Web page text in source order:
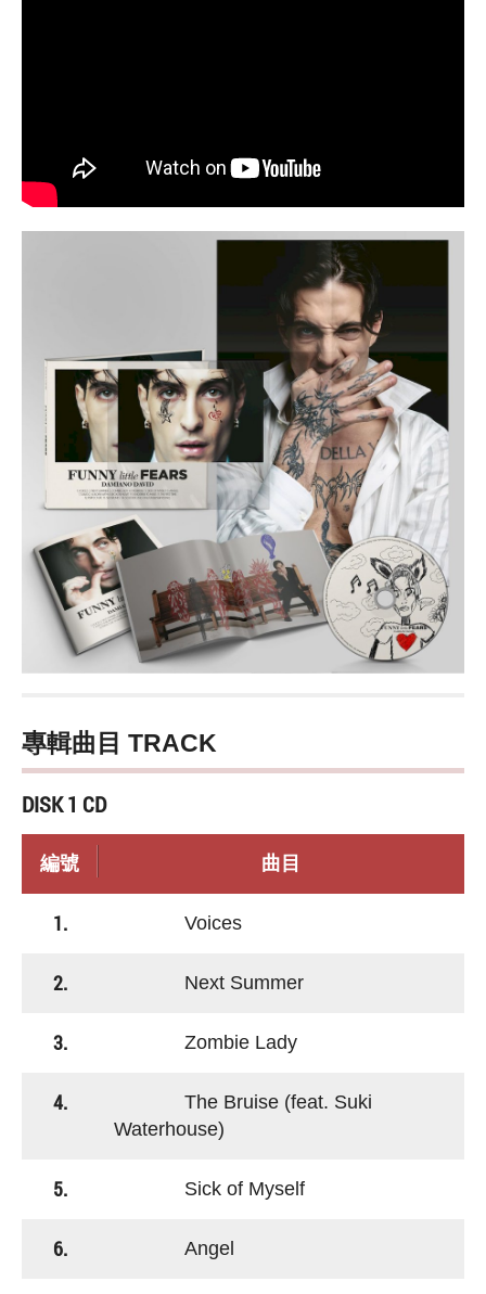
專輯曲目 TRACK
DISK 1 CD
編號 曲目
1. Voices
2. Next Summer
3. Zombie Lady
4.
The Bruise (feat. Suki
Waterhouse)
5. Sick of Myself
6. Angel